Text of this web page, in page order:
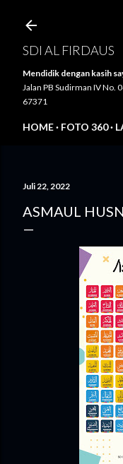
SDI AL FIRDAUS
Mendidik dengan kasih
Jalan PB Sudirman IV No.
67371
HOME FOTO 360
Juli 22, 2022
ASMAUL